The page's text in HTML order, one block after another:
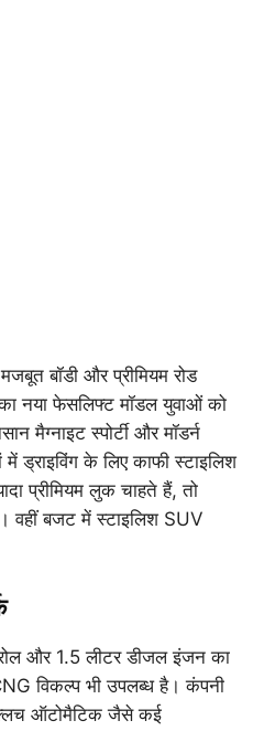
बॉडी और प्रीमियम रोड
नया फेसलिफ्ट मॉडल युवाओं को
मैग्नाइट स्पोर्टी और मॉडर्न
ड्राइविंग के लिए काफी स्टाइलिश
प्रीमियम लुक चाहते हैं, तो
वहीं बजट में स्टाइलिश SUV
और 1.5 लीटर डीजल इंजन का
विकल्प भी उपलब्ध है। कंपनी
ऑटोमैटिक जैसे कई